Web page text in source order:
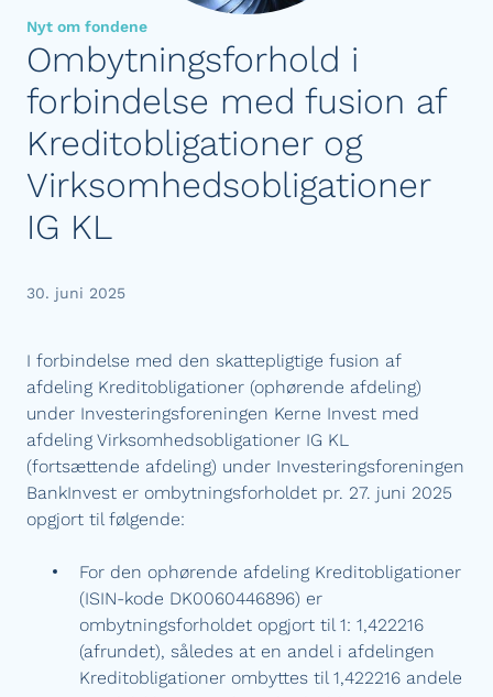
Nyt om fondene
Ombytningsforhold i
forbindelse med fusion af
Kreditobligationer og
Virksomhedsobligationer
IG KL
30. juni 2025
I forbindelse med den skattepligtige fusion af
afdeling Kreditobligationer (ophørende afdeling)
under Investeringsforeningen Kerne Invest med
afdeling Virksomhedsobligationer IG KL
(fortsættende afdeling) under Investeringsforeningen
BankInvest er ombytningsforholdet pr. 27. juni 2025
opgjort til følgende:
For den ophørende afdeling Kreditobligationer
(ISIN-kode DK0060446896) er
ombytningsforholdet opgjort til 1: 1,422216
(afrundet), således at en andel i afdelingen
Kreditobligationer ombyttes til 1,422216 andele